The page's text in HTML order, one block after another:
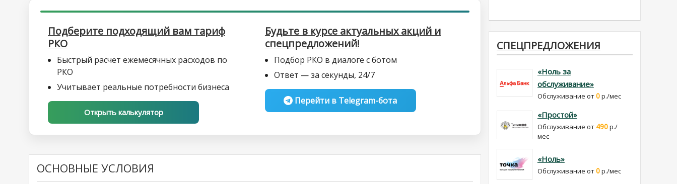
Подберите подходящий вам тариф
РКО
Быстрый расчет ежемесячных расходов по
РКО
Учитывает реальные потребности бизнеса
Открыть калькулятор
Будьте в курсе актуальных акций и
спецпредложений!
Подбор РКО в диалоге с ботом
Ответ — за секунды, 24/7
Перейти в Telegram-бота
ОСНОВНЫЕ УСЛОВИЯ
СПЕЦПРЕДЛОЖЕНИЯ
«Ноль за
обслуживание»
Обслуживание от0р./мес
«Простой»
Обслуживание от 490р./
мес
«Ноль»
Обслуживание от0р./мес